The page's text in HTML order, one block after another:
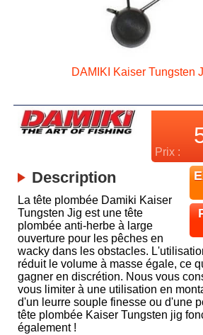
DAMIKI Kaiser Tungsten
Prix :
Description
La tête plombée Damiki Kaiser
Tungsten Jig est une tête
plombée anti-herbe à large
ouverture pour les pêches en
wacky dans les obstacles.
réduit le volume à masse égale, ce
gagner en discrétion. Nous vous
vous limiter à une utilisation en
d'un leurre souple finesse ou d'une
tête plombée Kaiser Tungsten jig
également !